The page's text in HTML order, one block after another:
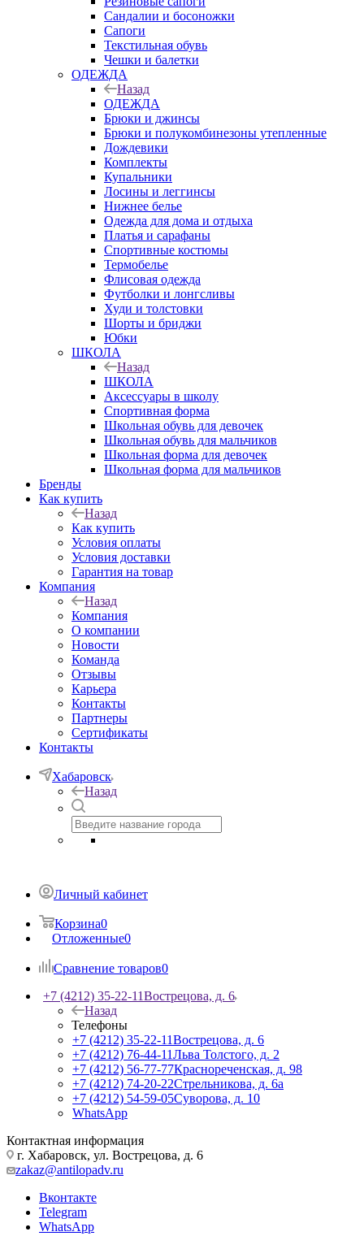
Сандалии и босоножки
Сапоги
Текстильная обувь
Чешки и балетки
ОДЕЖДА
Назад
ОДЕЖДА
Брюки и джинсы
Брюки и полукомбинезоны утепленные
Дождевики
Комплекты
Купальники
Лосины и леггинсы
Нижнее белье
Одежда для дома и отдыха
Платья и сарафаны
Спортивные костюмы
Термобелье
Флисовая одежда
Футболки и лонгсливы
Худи и толстовки
Шорты и бриджи
Юбки
ШКОЛА
Назад
ШКОЛА
Аксессуары в школу
Спортивная форма
Школьная обувь для девочек
Школьная обувь для мальчиков
Школьная форма для девочек
Школьная форма для мальчиков
Бренды
Как купить
Назад
Как купить
Условия оплаты
Условия доставки
Гарантия на товар
Компания
Назад
Компания
О компании
Новости
Команда
Отзывы
Карьера
Контакты
Партнеры
Сертификаты
Контакты
Хабаровск
Назад
Личный кабинет
Корзина0
Отложенные0
Сравнение товаров0
+7 (4212) 35-22-11Вострецова, д. 6
Назад
Телефоны
+7 (4212) 35-22-11Вострецова, д. 6
+7 (4212) 76-44-11Льва Толстого, д. 2
+7 (4212) 56-77-77Краснореченская, д. 98
+7 (4212) 74-20-22Стрельникова, д. 6а
+7 (4212) 54-59-05Суворова, д. 10
WhatsApp
Контактная информация
г. Хабаровск, ул. Вострецова, д. 6
zakaz@antilopadv.ru
Вконтакте
Telegram
WhatsApp